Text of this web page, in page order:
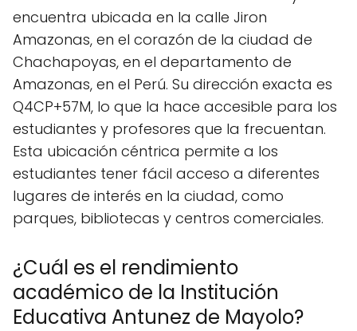
encuentra ubicada en la calle Jiron
Amazonas, en el corazón de la ciudad de
Chachapoyas, en el departamento de
Amazonas, en el Perú. Su dirección exacta es
Q4CP+57M, lo que la hace accesible para los
estudiantes y profesores que la frecuentan.
Esta ubicación céntrica permite a los
estudiantes tener fácil acceso a diferentes
lugares de interés en la ciudad, como
parques, bibliotecas y centros comerciales.
¿Cuál es el rendimiento
académico de la Institución
Educativa Antunez de Mayolo?